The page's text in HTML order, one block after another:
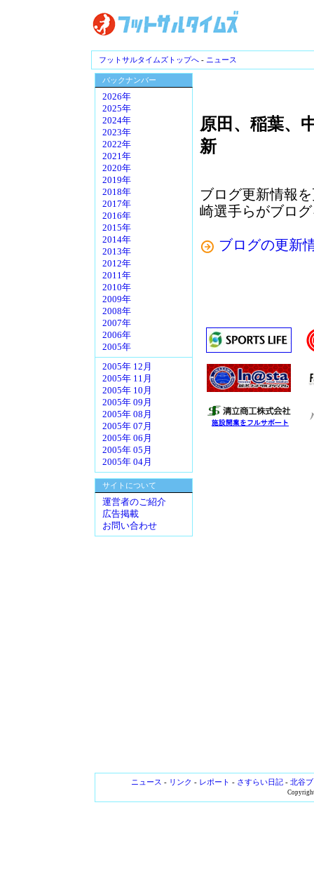
フットサルタイムズトップへ - ニュース
バックナンバー
2026年
2025年
2024年
2023年
2022年
2021年
2020年
2019年
2018年
2017年
2016年
2015年
2014年
2013年
2012年
2011年
2010年
2009年
2008年
2007年
2006年
2005年
2005年 12月
2005年 11月
2005年 10月
2005年 09月
2005年 08月
2005年 07月
2005年 06月
2005年 05月
2005年 04月
サイトについて
運営者のご紹介
広告掲載
お問い合わせ
原田、稲葉、
新
ブログ更新情報
崎選手らがブロ
ブログの更新
ニュース - リンク - レポート - さすらい日記- 北谷